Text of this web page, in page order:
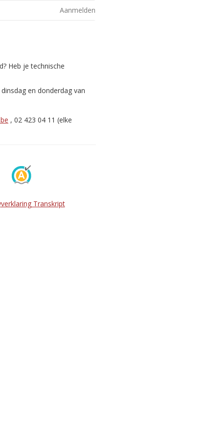
Aanmelden
Heb je technische
en donderdag van
, 02 423 04 11 (elke
Transkript